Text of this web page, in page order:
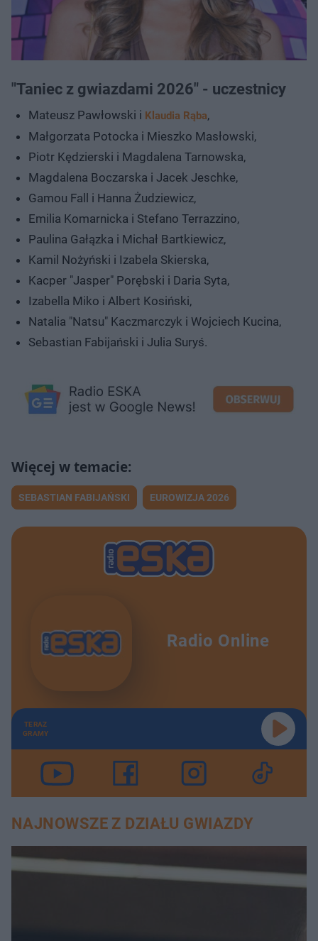
"Taniec z gwiazdami 2026" - uczestnicy
Mateusz Pawłowski i Klaudia Rąba,
Małgorzata Potocka i Mieszko Masłowski,
Piotr Kędzierski i Magdalena Tarnowska,
Magdalena Boczarska i Jacek Jeschke,
Gamou Fall i Hanna Żudziewicz,
Emilia Komarnicka i Stefano Terrazzino,
Paulina Gałązka i Michał Bartkiewicz,
Kamil Nożyński i Izabela Skierska,
Kacper "Jasper" Porębski i Daria Syta,
Izabella Miko i Albert Kosiński,
Natalia "Natsu" Kaczmarczyk i Wojciech Kucina,
Sebastian Fabijański i Julia Suryś.
SEBASTIAN FABIJAŃSKI EUROWIZJA 2026
Radio Online
TERAZ
GRAMY
NAJNOWSZE Z DZIAŁU GWIAZDY